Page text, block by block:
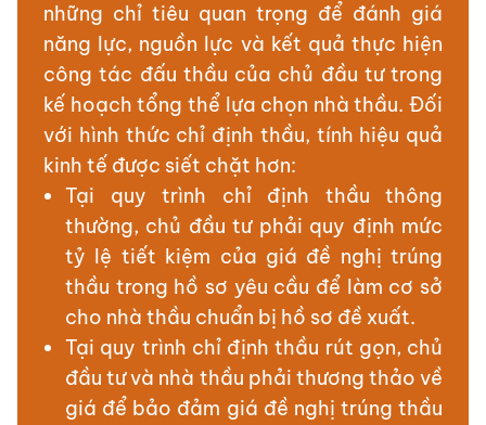
những chỉ tiêu quan trọng để đánh giá
năng lực, nguồn lực và kết quả thực hiện
công tác đấu thầu của chủ đầu tư trong
kế hoạch tổng thể lựa chọn nhà thầu. Đối
với hình thức chỉ định thầu, tính hiệu quả
kinh tế được siết chặt hơn:
Tại quy trình chỉ định thầu thông
thường, chủ đầu tư phải quy định mức
tỷ lệ tiết kiệm của giá đề nghị trúng
thầu trong hồ sơ yêu cầu để làm cơ sở
cho nhà thầu chuẩn bị hồ sơ đề xuất.
Tại quy trình chỉ định thầu rút gọn, chủ
đầu tư và nhà thầu phải thương thảo về
giá để bảo đảm giá đề nghị trúng thầu